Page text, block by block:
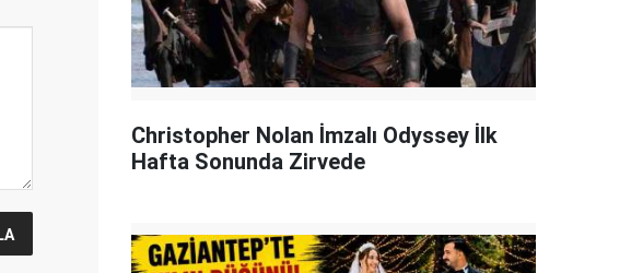
Christopher Nolan İmzalı Odyssey İlk
Hafta Sonunda Zirvede